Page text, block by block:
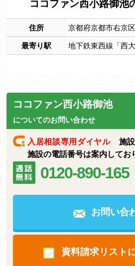
ココファン西小路御池
住所 京都府京都市右京
最寄り駅 地下鉄東西線「西
ココファン西小路御池
についてのお問い合わせ
入居相談専用ダイヤル施設
施設の電話番号は案内してお
0120-890-165
お問い合
資料請求リスト